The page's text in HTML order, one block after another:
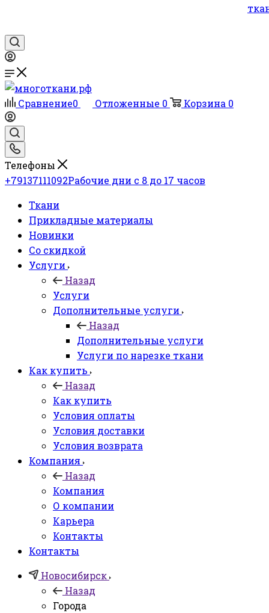
Сравнение0 Отложенные 0 Корзина 0
Телефоны
+79137111092Рабочие дни с 8 до 17 часов
Ткани
Прикладные материалы
Новинки
Со скидкой
Услуги
Назад
Услуги
Дополнительные услуги
Назад
Дополнительные услуги
Услуги по нарезке ткани
Как купить
Назад
Как купить
Условия оплаты
Условия доставки
Условия возврата
Компания
Назад
Компания
О компании
Карьера
Контакты
Контакты
Новосибирск
Назад
Города